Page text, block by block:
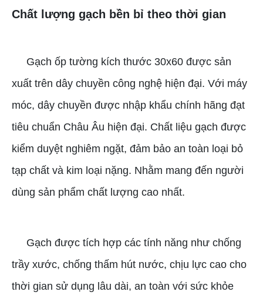
Chất lượng gạch bền bỉ theo thời gian
Gạch ốp tường kích thước 30x60 được sản
xuất trên dây chuyền công nghệ hiện đại. Với máy
móc, dây chuyền được nhập khẩu chính hãng đạt
tiêu chuẩn Châu Âu hiện đại. Chất liệu gạch được
kiểm duyệt nghiêm ngặt, đảm bảo an toàn loại bỏ
tạp chất và kim loại nặng. Nhằm mang đến người
dùng sản phẩm chất lượng cao nhất.
Gạch được tích hợp các tính năng như chống
trầy xước, chống thấm hút nước, chịu lực cao cho
thời gian sử dụng lâu dài, an toàn với sức khỏe